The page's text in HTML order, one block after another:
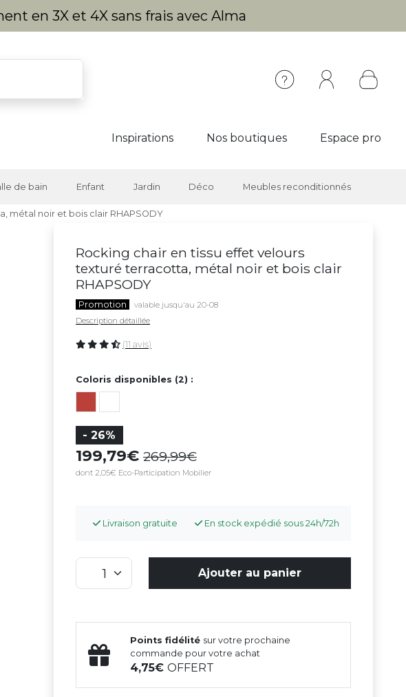
en 3X et 4X sans frais avec Alma
Inspirations Nos boutiques Espace pro
de bain Enfant Jardin Déco Meubles reconditionnés
métal noir et bois clair RHAPSODY
Rocking chair en tissu effet velours
texturé terracotta, métal noir et bois clair
RHAPSODY
Promotion
valable jusqu'au 20-08
Description détaillée
(11 avis)
Coloris disponibles (2) :
- 26%
199,79 269,99
dont 2,05€ Eco-Participation Mobilier
Livraison gratuite En stock expédié sous 24h/72h
Ajouter au panier
Points fidélité sur votre prochaine
commande pour votre achat
4,75OFFERT